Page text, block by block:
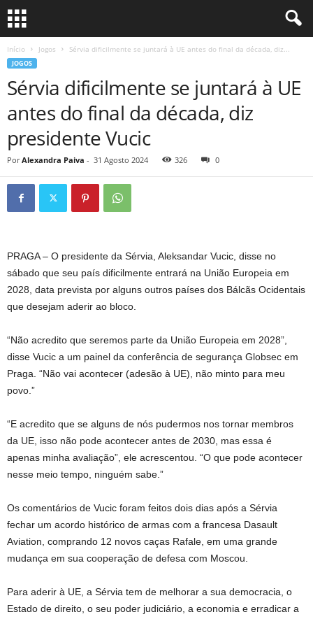
Início Jogos Sérvia dificilmente se juntará à UE antes do final da década, diz...
JOGOS
Sérvia dificilmente se juntará à UE
antes do final da década, diz
presidente Vucic
Por Alexandra Paiva - 31 Agosto 2024 326 0
PRAGA – O presidente da Sérvia, Aleksandar Vucic, disse no
sábado que seu país dificilmente entrará na União Europeia em
2028, data prevista por alguns outros países dos Bálcãs Ocidentais
que desejam aderir ao bloco.
“Não acredito que seremos parte da União Europeia em 2028”,
disse Vucic a um painel da conferência de segurança Globsec em
Praga. “Não vai acontecer (adesão à UE), não minto para meu
povo.”
“E acredito que se alguns de nós pudermos nos tornar membros
da UE, isso não pode acontecer antes de 2030, mas essa é
apenas minha avaliação”, ele acrescentou. “O que pode acontecer
nesse meio tempo, ninguém sabe.”
Os comentários de Vucic foram feitos dois dias após a Sérvia
fechar um acordo histórico de armas com a francesa Dasault
Aviation, comprando 12 novos caças Rafale, em uma grande
mudança em sua cooperação de defesa com Moscou.
Para aderir à UE, a Sérvia tem de melhorar a sua democracia, o
Estado de direito, o seu poder judiciário, a economia e erradicar a